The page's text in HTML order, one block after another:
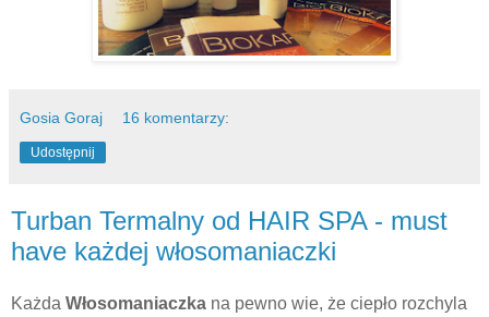
Gosia Goraj 16 komentarzy:
Udostępnij
Turban Termalny od HAIR SPA - must
have każdej włosomaniaczki
Każda Włosomaniaczka na pewno wie, że ciepło rozchyla